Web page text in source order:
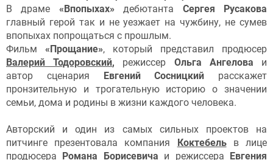
В драме «Впопыхах» дебютанта Сергея Русакова
главный герой так и не уезжает на чужбину, не сумев
впопыхах попрощаться с прошлым.
Фильм «Прощание», который представил продюсер
Валерий Тодоровский, режиссер Ольга Ангелова и
автор сценария Евгений Сосницкий расскажет
пронзительную и трогательную историю о значении
семьи, дома и родины в жизни каждого человека.
Авторский и один из самых сильных проектов на
питчинге презентовала компания Коктебельв лице
продюсера Романа Борисевича и режиссера Евгения